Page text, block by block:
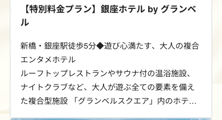
【特別料金プラン】銀座ホテル by グランベ
ル
新橋・銀座駅徒歩5分◆遊び心満たす、大人の複合
エンタメホテル
ルーフトップレストランやサウナ付の温浴施設、
ナイトクラブなど、大人が遊ぶ全ての要素を備え
た複合型施設 「グランベルスクエア」内のホテル